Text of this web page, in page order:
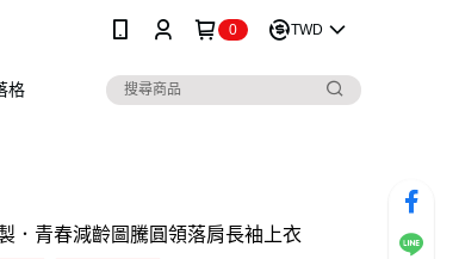
0 TWD
格
．青春減齡圖騰圓領落肩長袖上衣